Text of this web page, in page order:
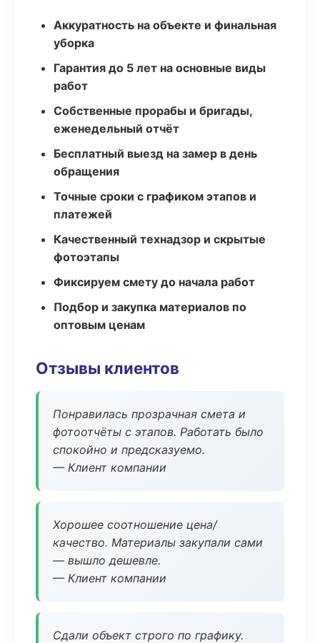
Аккуратность на объекте и финальная
уборка
Гарантия до 5 лет на основные виды
работ
Собственные прорабы и бригады,
еженедельный отчёт
Бесплатный выезд на замер в день
обращения
Точные сроки с графиком этапов и
платежей
Качественный технадзор и скрытые
фотоэтапы
Фиксируем смету до начала работ
Подбор и закупка материалов по
оптовым ценам
Отзывы клиентов
Понравилась прозрачная смета и
фотоотчёты с этапов. Работать было
спокойно и предсказуемо.
— Клиент компании
Хорошее соотношение цена/
качество. Материалы закупали сами
— вышло дешевле.
— Клиент компании
Сдали объект строго по графику.